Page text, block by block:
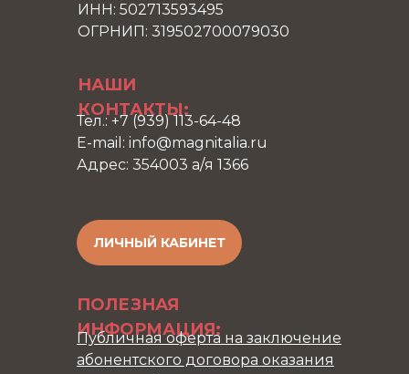
ЛИЧНЫЙ КАБИНЕТ
НАШИ
КОНТАКТЫ:
ПОЛЕЗНАЯ
ИНФОРМАЦИЯ:
ИНН: 502713593495
ОГРНИП: 319502700079030
Публичная оферта на заключение
абонентского договора оказания
Тел.: +7 (939) 113-64-48
E-mail: info@magnitalia.ru
Адрес: 354003 а/я 1366